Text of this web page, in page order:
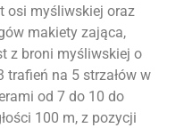
osi myśliwskiej oraz
makiety zająca,
z broni myśliwskiej o
na 5 strzałów w
od 7 do 10 do
100 m, z pozycji